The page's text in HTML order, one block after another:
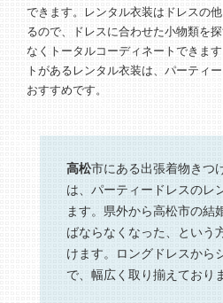
できます。レンタル衣装はドレスの
るので、ドレスに合わせた小物類を
なくトータルコーディネートできま
トがあるレンタル衣装は、パーティ
おすすめです。
高松市にある出張着物きつ
は、パーティードレスのレ
ます。県外から高松市の結
ばならなくなった、という
けます。ロングドレスから
で、幅広く取り揃えており